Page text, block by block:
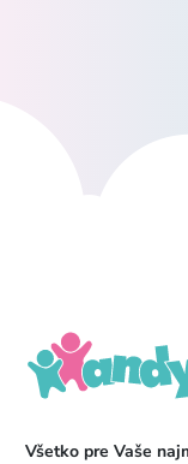
Všetko pre Vaše